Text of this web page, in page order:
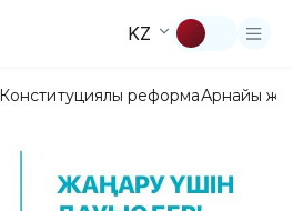
KZ
Конституциялық реформаАрнайы